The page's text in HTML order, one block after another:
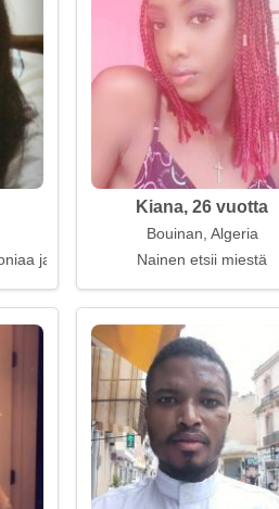
ja rakkautta
Kiana, 26 vuotta
Bouinan, Algeria
Nainen etsii miestä